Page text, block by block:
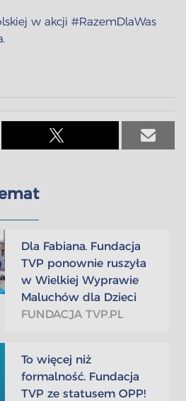
w akcji #RazemDlaWas
Dla Fabiana. Fundacja
TVP ponownie ruszyła
w Wielkiej Wyprawie
Maluchów dla Dzieci
FUNDACJA TVP.PL
To więcej niż
formalność. Fundacja
TVP ze statusem OPP!